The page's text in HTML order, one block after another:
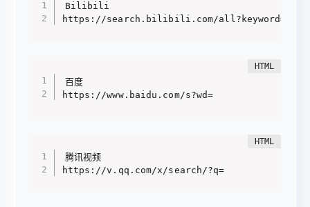
Bilibili
https://search.bilibili.com/all?keyword=
百度
https://www.baidu.com/s?wd=
腾讯视频
https://v.qq.com/x/search/?q=